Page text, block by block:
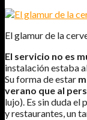
El glamur de la
El servicio no es
instalación estaba
Su forma de estar
verano que al
lujo). Es sin duda
y restaurantes, un